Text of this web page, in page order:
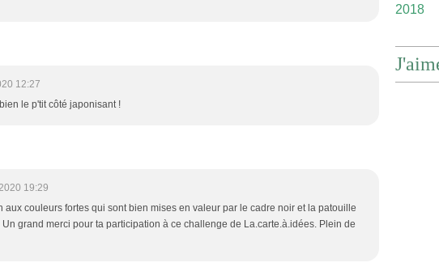
12:27
le p'tit côté japonisant !
19:29
aux couleurs fortes qui sont bien mises en valeur par le cadre noir et la patouille
grand merci pour ta participation à ce challenge de La.carte.à.idées. Plein de
2018